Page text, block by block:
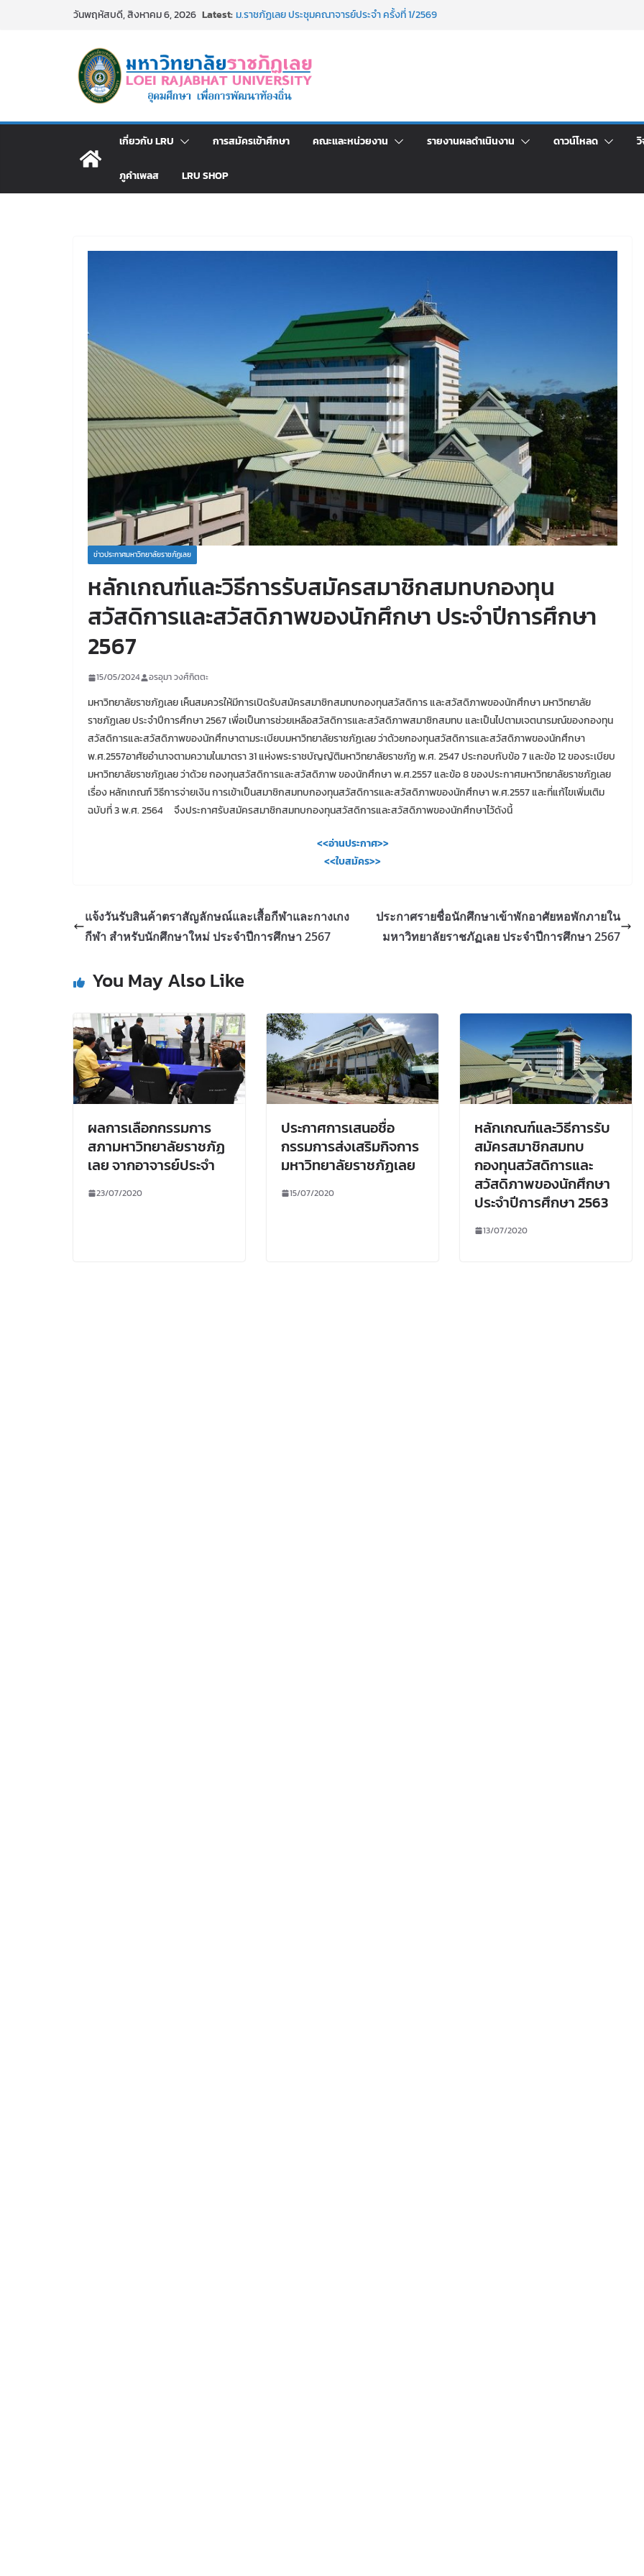
วันพฤหัสบดี, สิงหาคม 6, 2026 Latest:รายชื่อผู้มีสิทธิเข้าพักอาศัยอาคารชุดสำหรับบุคลากร สายสนับสนุน
ประกาศผู้ชนะการเสนอราคา จ้างทำปกปริญญาบัตร จำนวน ๑,๙๗๒ ชุด
โดยวิธีเฉพาะเจาะจง
ม.ราชภัฏเลย จัดกิจกรรมจิตอาสาบำเพ็ญสาธารณประโยชน์ และบำเพ็ญ
สาธารณกุศล 69
มหาวิทยาลัยราชภัฏเลย ด้วยเงินนอกงบประมาณ ประเภทเงินรายได้
เกี่ยวกับ LRU การสมัครเข้าศึกษา คณะและหน่วยงาน รายงานผลดำเนินงาน ดาวน์โหลด
ภูคำเพลส LRU SHOP
ข่าวประกาศมหาวิทยาลัยราชภัฏเลย
หลักเกณฑ์และวิธีการรับสมัครสมาชิกสมทบกองทุน
สวัสดิการและสวัสดิภาพของนักศึกษา ประจำปีการศึกษา
2567
15/05/2024 อรอุมา วงศ์กิตตะ
มหาวิทยาลัยราชภัฏเลย เห็นสมควรให้มีการเปิดรับสมัครสมาชิกสมทบกองทุนสวัสดิการ และสวัสดิภาพของนักศึกษา มหาวิทยาลัย
ราชภัฏเลย ประจำปีการศึกษา 2567 เพื่อเป็นการช่วยเหลือสวัสดิการและสวัสดิภาพสมาชิกสมทบ และเป็นไปตามเจตนารมณ์ของกองทุน
สวัสดิการและสวัสดิภาพของนักศึกษาตามระเบียบมหาวิทยาลัยราชภัฏเลย ว่าด้วยกองทุนสวัสดิการและสวัสดิภาพของนักศึกษา
พ.ศ.2557อาศัยอำนาจตามความในมาตรา 31 แห่งพระราชบัญญัติมหาวิทยาลัยราชภัฏ พ.ศ. 2547 ประกอบกับข้อ 7 และข้อ 12 ของระเบียบ
มหาวิทยาลัยราชภัฏเลย ว่าด้วย กองทุนสวัสดิการและสวัสดิภาพ ของนักศึกษา พ.ศ.2557 และข้อ 8 ของประกาศมหาวิทยาลัยราชภัฏเลย
เรื่อง หลักเกณฑ์ วิธีการจ่ายเงิน การเข้าเป็นสมาชิกสมทบกองทุนสวัสดิการและสวัสดิภาพของนักศึกษา พ.ศ.2557 และที่แก้ไขเพิ่มเติม
ฉบับที่ 3 พ.ศ. 2564 จึงประกาศรับสมัครสมาชิกสมทบกองทุนสวัสดิการและสวัสดิภาพของนักศึกษาไว้ดังนี้
<<อ่านประกาศ>>
<<ใบสมัคร>>
แจ้งวันรับสินค้าตราสัญลักษณ์และเสื้อกีฬาและกางเกง
กีฬา สำหรับนักศึกษาใหม่ ประจำปีการศึกษา 2567
ประกาศรายชื่อนักศึกษาเข้าพักอาศัยหอพักภายใน
มหาวิทยาลัยราชภัฏเลย ประจำปีการศึกษา 2567
You May Also Like
ผลการเลือกกรรมการ
สภามหาวิทยาลัยราชภัฏ
เลย จากอาจารย์ประจำ
23/07/2020
ประกาศการเสนอชื่อ
กรรมการส่งเสริมกิจการ
มหาวิทยาลัยราชภัฏเลย
15/07/2020
หลักเกณฑ์และวิธีการรับ
สมัครสมาชิกสมทบ
กองทุนสวัสดิการและ
สวัสดิภาพของนักศึกษา
ประจำปีการศึกษา 2563
13/07/2020